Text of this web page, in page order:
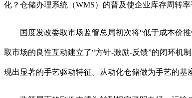
化？仓储办理系统（WMS）的普及使企业库存周转率
国度发改委取市场监管总局初次将“低于成本价推
取市场的良性互动建立了“方针-激励-反馈”的闭环机
现出显著的手艺驱动特征。从动化仓储做为手艺的基